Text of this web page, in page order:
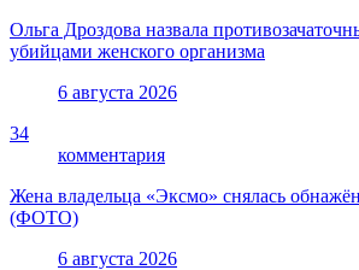
Ольга Дроздова назвала
убийцами женского организма
6 августа 2026
34
комментария
Жена владельца «Эксмо» снялась
(ФОТО)
6 августа 2026